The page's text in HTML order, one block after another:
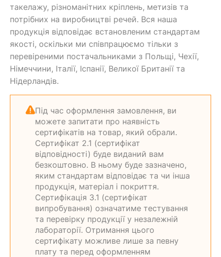
такелажу, різноманітних кріплень, метизів та
потрібних на виробництві речей. Вся наша
продукція відповідає встановленим стандартам
якості, оскільки ми співпрацюємо тільки з
перевіреними постачальниками з Польщі, Чехії,
Німеччини, Італії, Іспанії, Великої Британії та
Нідерландів.
Під час оформлення замовлення, ви
можете запитати про наявність
сертифікатів на товар, який обрали.
Сертифікат 2.1 (сертифікат
відповідності) буде виданий вам
безкоштовно. В ньому буде зазначено,
яким стандартам відповідає та чи інша
продукція, матеріал і покриття.
Сертифікація 3.1 (сертифікат
випробування) означатиме тестування
та перевірку продукції у незалежній
лабораторії. Отримання цього
сертифікату можливе лише за певну
плату та перед оформленням